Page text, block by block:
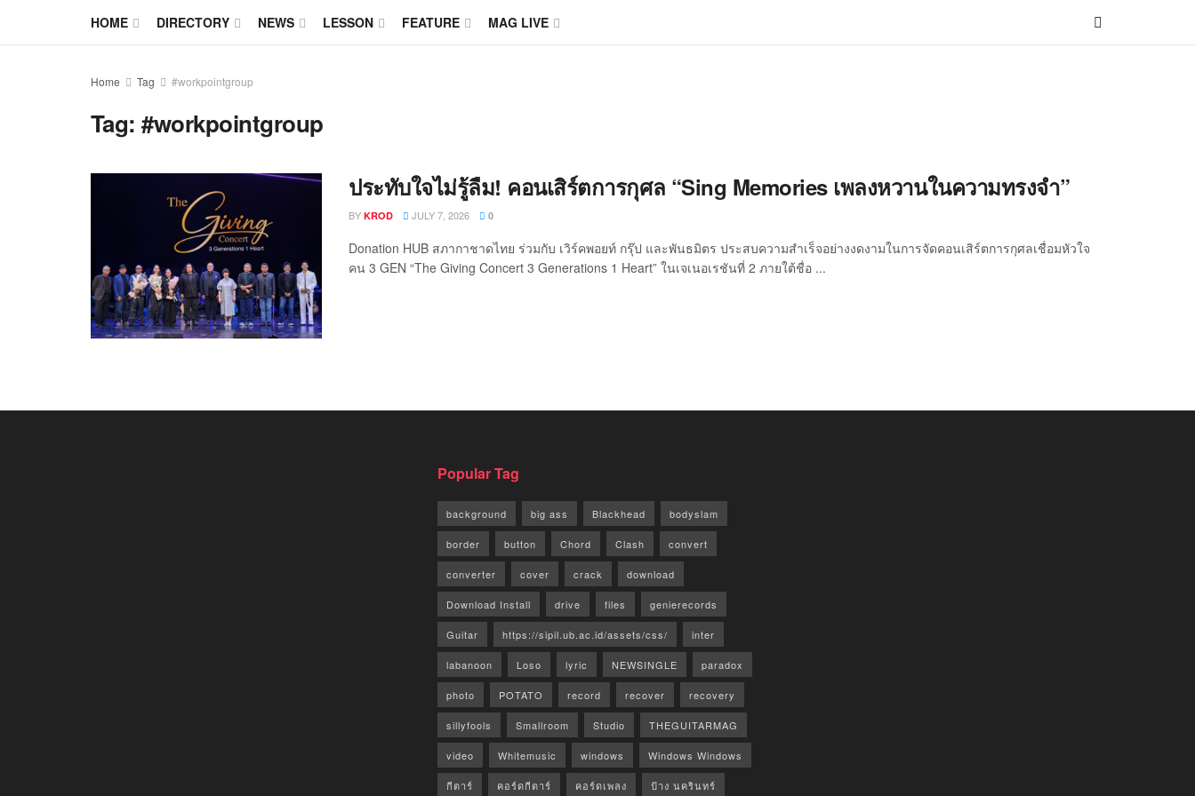
HOME DIRECTORY NEWS LESSON FEATURE MAG LIVE
Home Tag #workpointgroup
Tag:#workpointgroup
ประทับใจไม่รู้ลืม! คอนเสิร์ตการกุศล “Sing Memories เพลงหวานในความทรงจำ”
BY KROD JULY 7, 2026 0
Donation HUB สภากาชาดไทย ร่วมกับ เวิร์คพอยท์ กรุ๊ป และพันธมิตร ประสบความสำเร็จอย่างงดงามในการจัดคอนเสิร์ตการกุศลเชื่อมหัวใจ
คน 3 GEN “The Giving Concert 3 Generations 1 Heart” ในเจเนอเรชันที่ 2 ภายใต้ชื่อ ...
Popular Tag
background big ass Blackhead bodyslam
border button Chord Clash convert
converter cover crack download
Download Install drive files genierecords
Guitar https://sipil.ub.ac.id/assets/css/ inter
labanoon Loso lyric NEWSINGLE paradox
photo POTATO record recover recovery
sillyfools Smallroom Studio THEGUITARMAG
video Whitemusic windows Windows Windows
กีตาร์ คอร์ดกีตาร์ คอร์ดเพลง ป้าง นครินทร์